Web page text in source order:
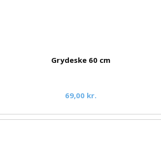
Grydeske 60 cm
69,00 kr.